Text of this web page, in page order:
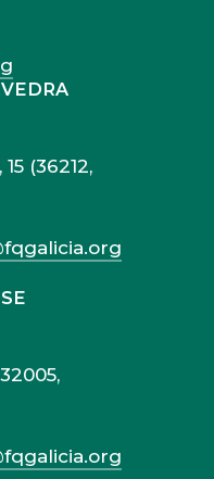
(36212,